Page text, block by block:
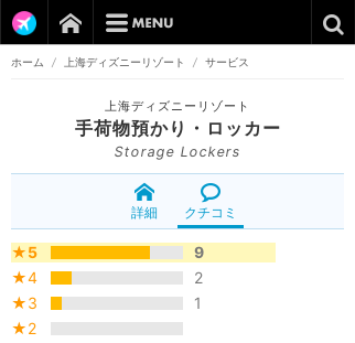
ホーム / 上海ディズニーリゾート / サービス
上海ディズニーリゾート
手荷物預かり・ロッカー
Storage Lockers
詳細 クチコミ
★5
9
★4
2
★3
1
★2